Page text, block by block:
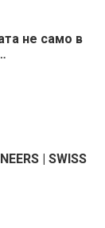
не само в
| SWISS